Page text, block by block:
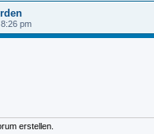
pm
erstellen.